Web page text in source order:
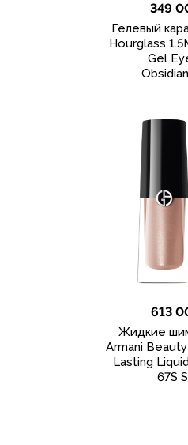
349
Гелевый
Hourglass
Gel
613
Жидкие
Armani
Lasting
67S